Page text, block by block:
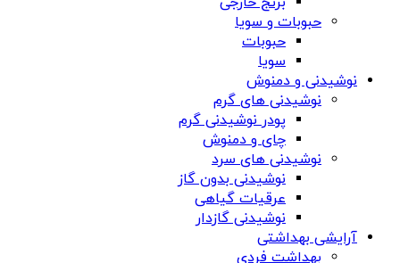
حبوبات و سویا
حبوبات
سویا
نوشیدنی و دمنوش
نوشیدنی های گرم
پودر نوشیدنی گرم
چای و دمنوش
نوشیدنی های سرد
نوشیدنی بدون گاز
عرقیات گیاهی
نوشیدنی گازدار
آرایشی بهداشتی
بهداشت فردی